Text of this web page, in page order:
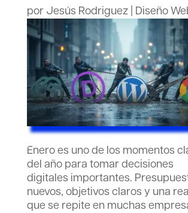
por Jesús Rodriguez| Diseño
Enero es uno de los momentos
del año para tomar decisiones
digitales importantes.
nuevos, objetivos claros y una
que se repite en muchas